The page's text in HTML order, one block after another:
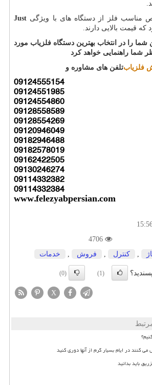
مناسب فلز از دستگاه های با ویژگی Just
قیمت بالایی دارند.
را در انتخاب بهترین دستگاه فلزیاب مورد
شما راهنمایی خواهد کرد
تلفن های مشاوره وفلزیاب
09124555154
09124551985
09124554860
09128558589
09128554269
09120946049
09182946488
09182578019
09162422505
09130246274
09114332382
09114332384
www.felezyabpersian.com
, كنترل , فروش , خدمات
(1)
(0)
X
باید بدانید